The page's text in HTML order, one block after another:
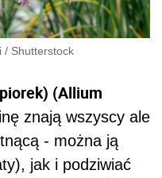
/ Shutterstock
(Allium
znają wszyscy ale
- można ją
jak i podziwiać